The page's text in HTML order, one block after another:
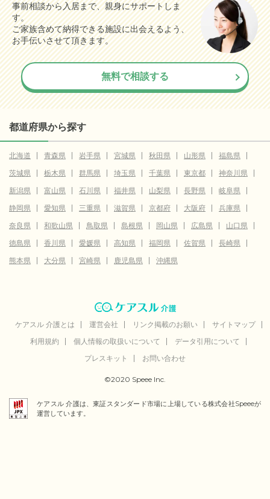
事前相談から入居まで、親身にサポートしま
す。
ご家族含めて納得できる施設に出会えるよう、
お手伝いさせて頂きます。
無料で相談する
都道府県から探す
北海道 青森県 岩手県 宮城県 秋田県 山形県
福島県
茨城県
栃木県 群馬県 埼玉県 千葉県 東京都
神奈川県
新潟県
富山県 石川県 福井県 山梨県 長野県
岐阜県
静岡県
愛知県 三重県 滋賀県 京都府 大阪府
兵庫県
奈良県
和歌山県 鳥取県 島根県 岡山県 広島県
山口県
徳島県
香川県 愛媛県 高知県 福岡県 佐賀県
長崎県
熊本県
大分県 宮崎県 鹿児島県 沖縄県
ケアスル 介護とは 運営会社 リンク掲載のお願い
サイトマップ
利用規約
個人情報の取扱いについて
データ引用について
プレスキット
お問い合わせ
©2020 Speee Inc.
ケアスル 介護は、東証スタンダード市場に上場している株式会社Speeeが
運営しています。